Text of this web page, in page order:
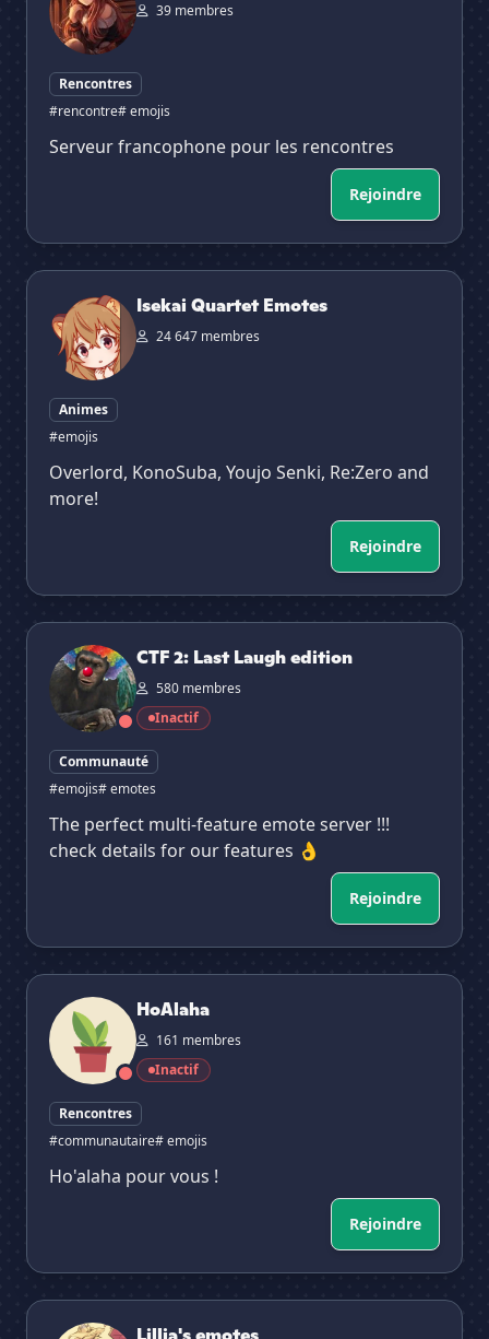
39 membres
Rencontres
#rencontre# emojis
Serveur francophone pour les rencontres
Rejoindre
Isekai Quartet Emotes
Isekai Quartet Emotes
24 647 membres
Animes
#emojis
Overlord, KonoSuba, Youjo Senki, Re:Zero and
more!
Rejoindre
CTF 2: Last Laugh edition
CTF 2: Last Laugh edition
580 membres
Inactif
Communauté
#emojis# emotes
The perfect multi-feature emote server !!!
check details for our features 👌
Rejoindre
HoAlaha
HoAlaha
161 membres
Inactif
Rencontres
#communautaire# emojis
Ho'alaha pour vous !
Rejoindre
Lillia's emotes